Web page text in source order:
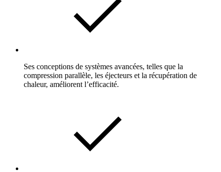
Ses conceptions de systèmes avancées, telles que la
compression parallèle, les éjecteurs et la récupération de
chaleur, améliorent l’efficacité.